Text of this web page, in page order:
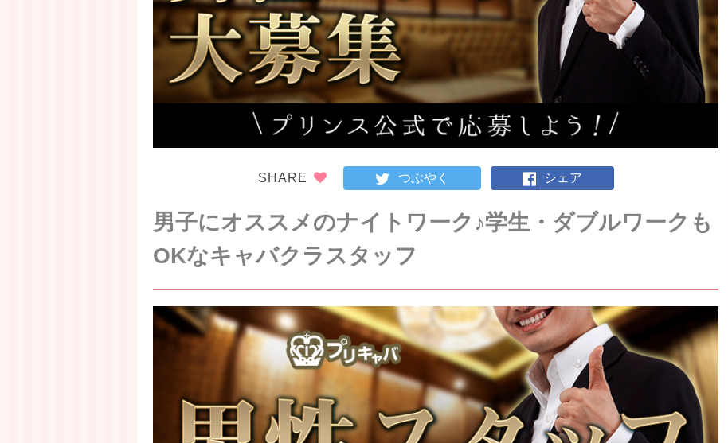
SHARE つぶやく シェア
男子にオススメのナイトワーク♪学生・ダブルワークも
OKなキャバクラスタッフ